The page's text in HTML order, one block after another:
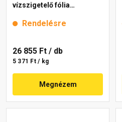
vízszigetelő fólia
Rendelésre
26 855 Ft / db
5 371 Ft / kg
Megnézem